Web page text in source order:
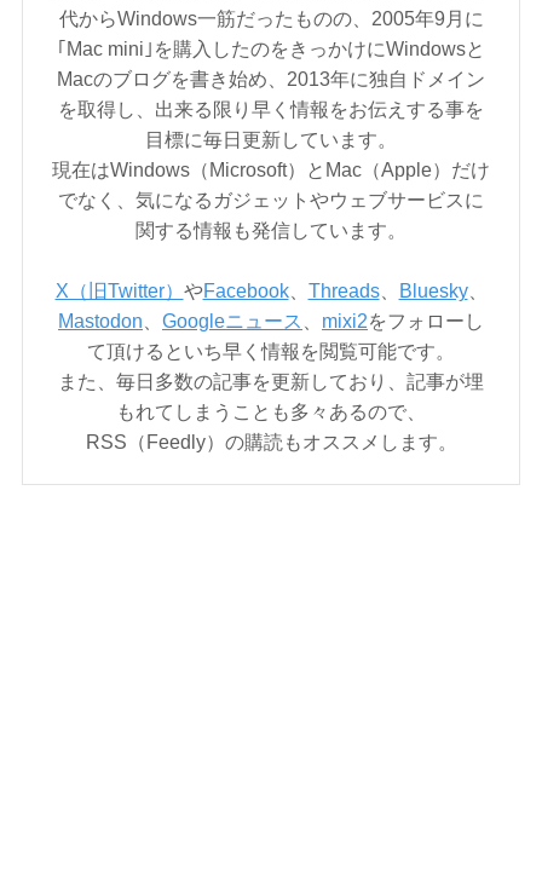
代からWindows一筋だったものの、2005年9月に
｢Mac mini｣を購入したのをきっかけにWindowsと
Macのブログを書き始め、2013年に独自ドメイン
を取得し、出来る限り早く情報をお伝えする事を
目標に毎日更新しています。
現在はWindows（Microsoft）とMac（Apple）だけ
でなく、気になるガジェットやウェブサービスに
関する情報も発信しています。
X（旧Twitter） やFacebook、 Threads、 Bluesky、
Mastodon
Googleニュース mixi2をフォローし
て頂けるといち早く情報を閲覧可能です。
また、毎日多数の記事を更新しており、記事が埋
もれてしまうことも多々あるので、
RSS（Feedly）の購読もオススメします。